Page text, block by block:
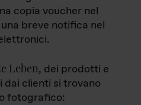
copia voucher nel
breve notifica nel
Leben, dei prodotti e
clienti si trovano
fotografico: